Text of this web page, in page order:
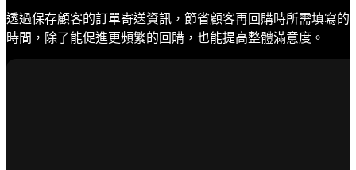
透過保存顧客的訂單寄送資訊，節省顧客再回購時所需填寫的
時間，除了能促進更頻繁的回購，也能提高整體滿意度。